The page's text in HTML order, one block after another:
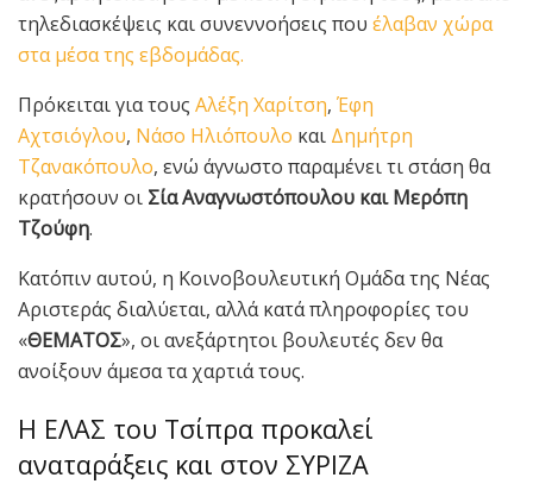
τηλεδιασκέψεις και συνεννοήσεις που έλαβαν χώρα
στα μέσα της εβδομάδας.
Πρόκειται για τους Αλέξη Χαρίτση, Έφη
Αχτσιόγλου, Νάσο Ηλιόπουλο και Δημήτρη
Τζανακόπουλο, ενώ άγνωστο παραμένει τι στάση θα
κρατήσουν οι Σία Αναγνωστόπουλου και Μερόπη
Τζούφη.
Κατόπιν αυτού, η Κοινοβουλευτική Ομάδα της Νέας
Αριστεράς διαλύεται, αλλά κατά πληροφορίες του
«ΘΕΜΑΤΟΣ», οι ανεξάρτητοι βουλευτές δεν θα
ανοίξουν άμεσα τα χαρτιά τους.
Η ΕΛΑΣ του Τσίπρα προκαλεί
αναταράξεις και στον ΣΥΡΙΖΑ